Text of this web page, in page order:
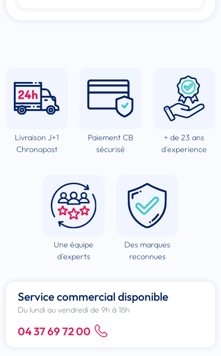
Livraison J+1
Chronopost
Paiement CB
sécurisé
+ de 23 ans
d'experience
Une équipe
d'experts
Des marques
reconnues
Service commercial disponible
Du lundi au vendredi de 9h à 18h
04 37 69 72 00